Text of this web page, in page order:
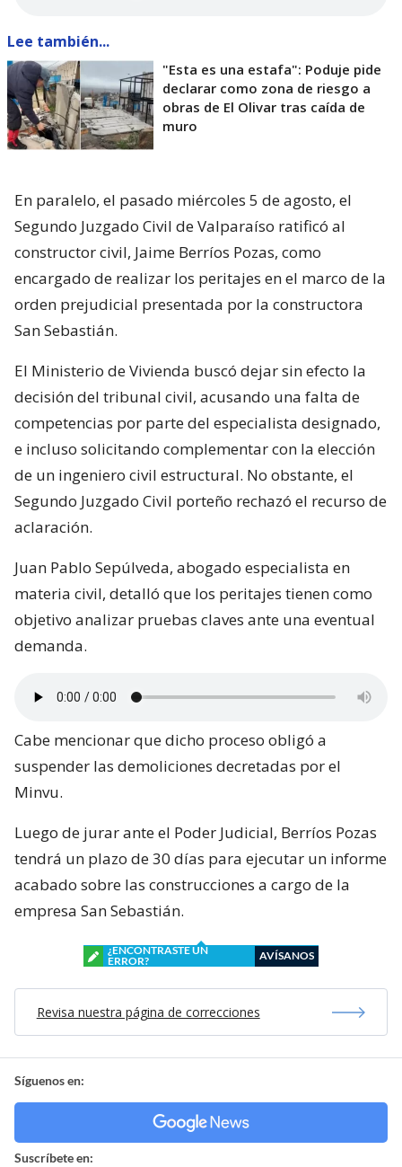
Lee también...
"Esta es una estafa": Poduje pide
declarar como zona de riesgo a
obras de El Olivar tras caída de
muro
En paralelo, el pasado miércoles 5 de agosto, el
Segundo Juzgado Civil de Valparaíso ratificó al
constructor civil, Jaime Berríos Pozas, como
encargado de realizar los peritajes en el marco de la
orden prejudicial presentada por la constructora
San Sebastián.
El Ministerio de Vivienda buscó dejar sin efecto la
decisión del tribunal civil, acusando una falta de
competencias por parte del especialista designado,
e incluso solicitando complementar con la elección
de un ingeniero civil estructural. No obstante, el
Segundo Juzgado Civil porteño rechazó el recurso de
aclaración.
Juan Pablo Sepúlveda, abogado especialista en
materia civil, detalló que los peritajes tienen como
objetivo analizar pruebas claves ante una eventual
demanda.
Cabe mencionar que dicho proceso obligó a
suspender las demoliciones decretadas por el
Minvu.
Luego de jurar ante el Poder Judicial, Berríos Pozas
tendrá un plazo de 30 días para ejecutar un informe
acabado sobre las construcciones a cargo de la
empresa San Sebastián.
¿ENCONTRASTE UN
ERROR?
AVÍSANOS
Revisa nuestra página de correcciones
Síguenos en:
Suscríbete en: